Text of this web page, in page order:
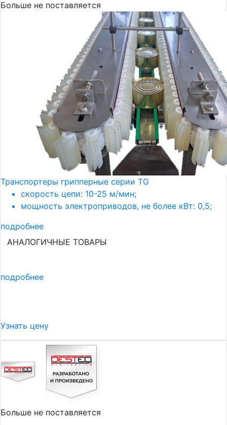
Больше не поставляется
Транспортеры грипперные серии TG
скорость цепи: 10-25 м/мин;
мощность электроприводов, не более кВт: 0,5;
подробнее
АНАЛОГИЧНЫЕ ТОВАРЫ
подробнее
Узнать цену
Больше не поставляется